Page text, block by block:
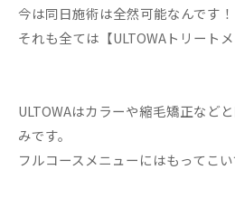
今は同日施術は全然可能なんです！
それも全ては【ULTOWAトリート
ULTOWAはカラーや縮毛矯正など
みです。
フルコースメニューにはもってこい